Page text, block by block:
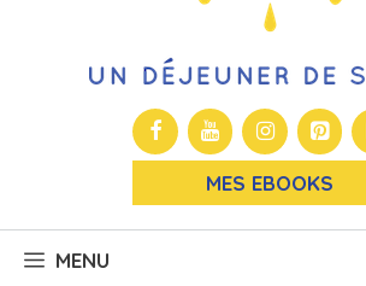
MES EBOOKS
MENU